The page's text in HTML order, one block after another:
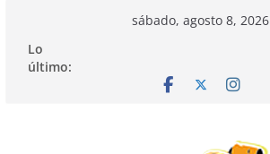
contenido
sábado, agosto 8, 2026
Lo
último: